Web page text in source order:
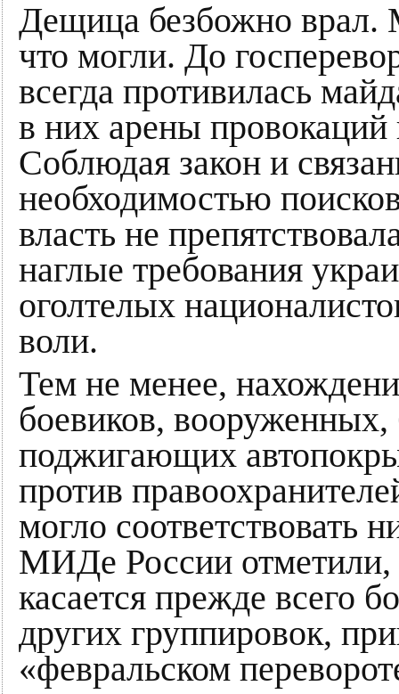
Дещица безбожно врал.
что могли. До
всегда противилась
в них арены провокаций
Соблюдая закон и
необходимостью
власть не
наглые требования
оголтелых
воли.
Тем не менее,
боевиков,
поджигающих
против
могло
МИДе России отметили,
касается прежде всего
других группировок,
«февральском